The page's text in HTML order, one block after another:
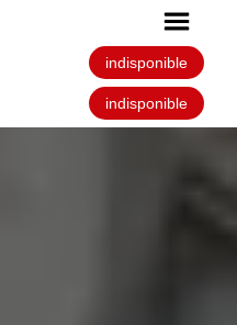
indisponible
indisponible